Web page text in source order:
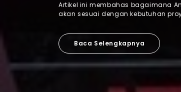
Artikel ini membahas bagaimana
akan sesuai dengan kebutuhan
Baca Selengkapnya